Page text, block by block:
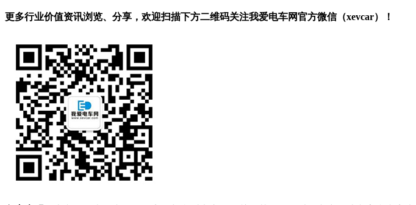
更多行业价值资讯浏览、分享，欢迎扫描下方二维码关注我爱电车网官方微信（xevcar）！